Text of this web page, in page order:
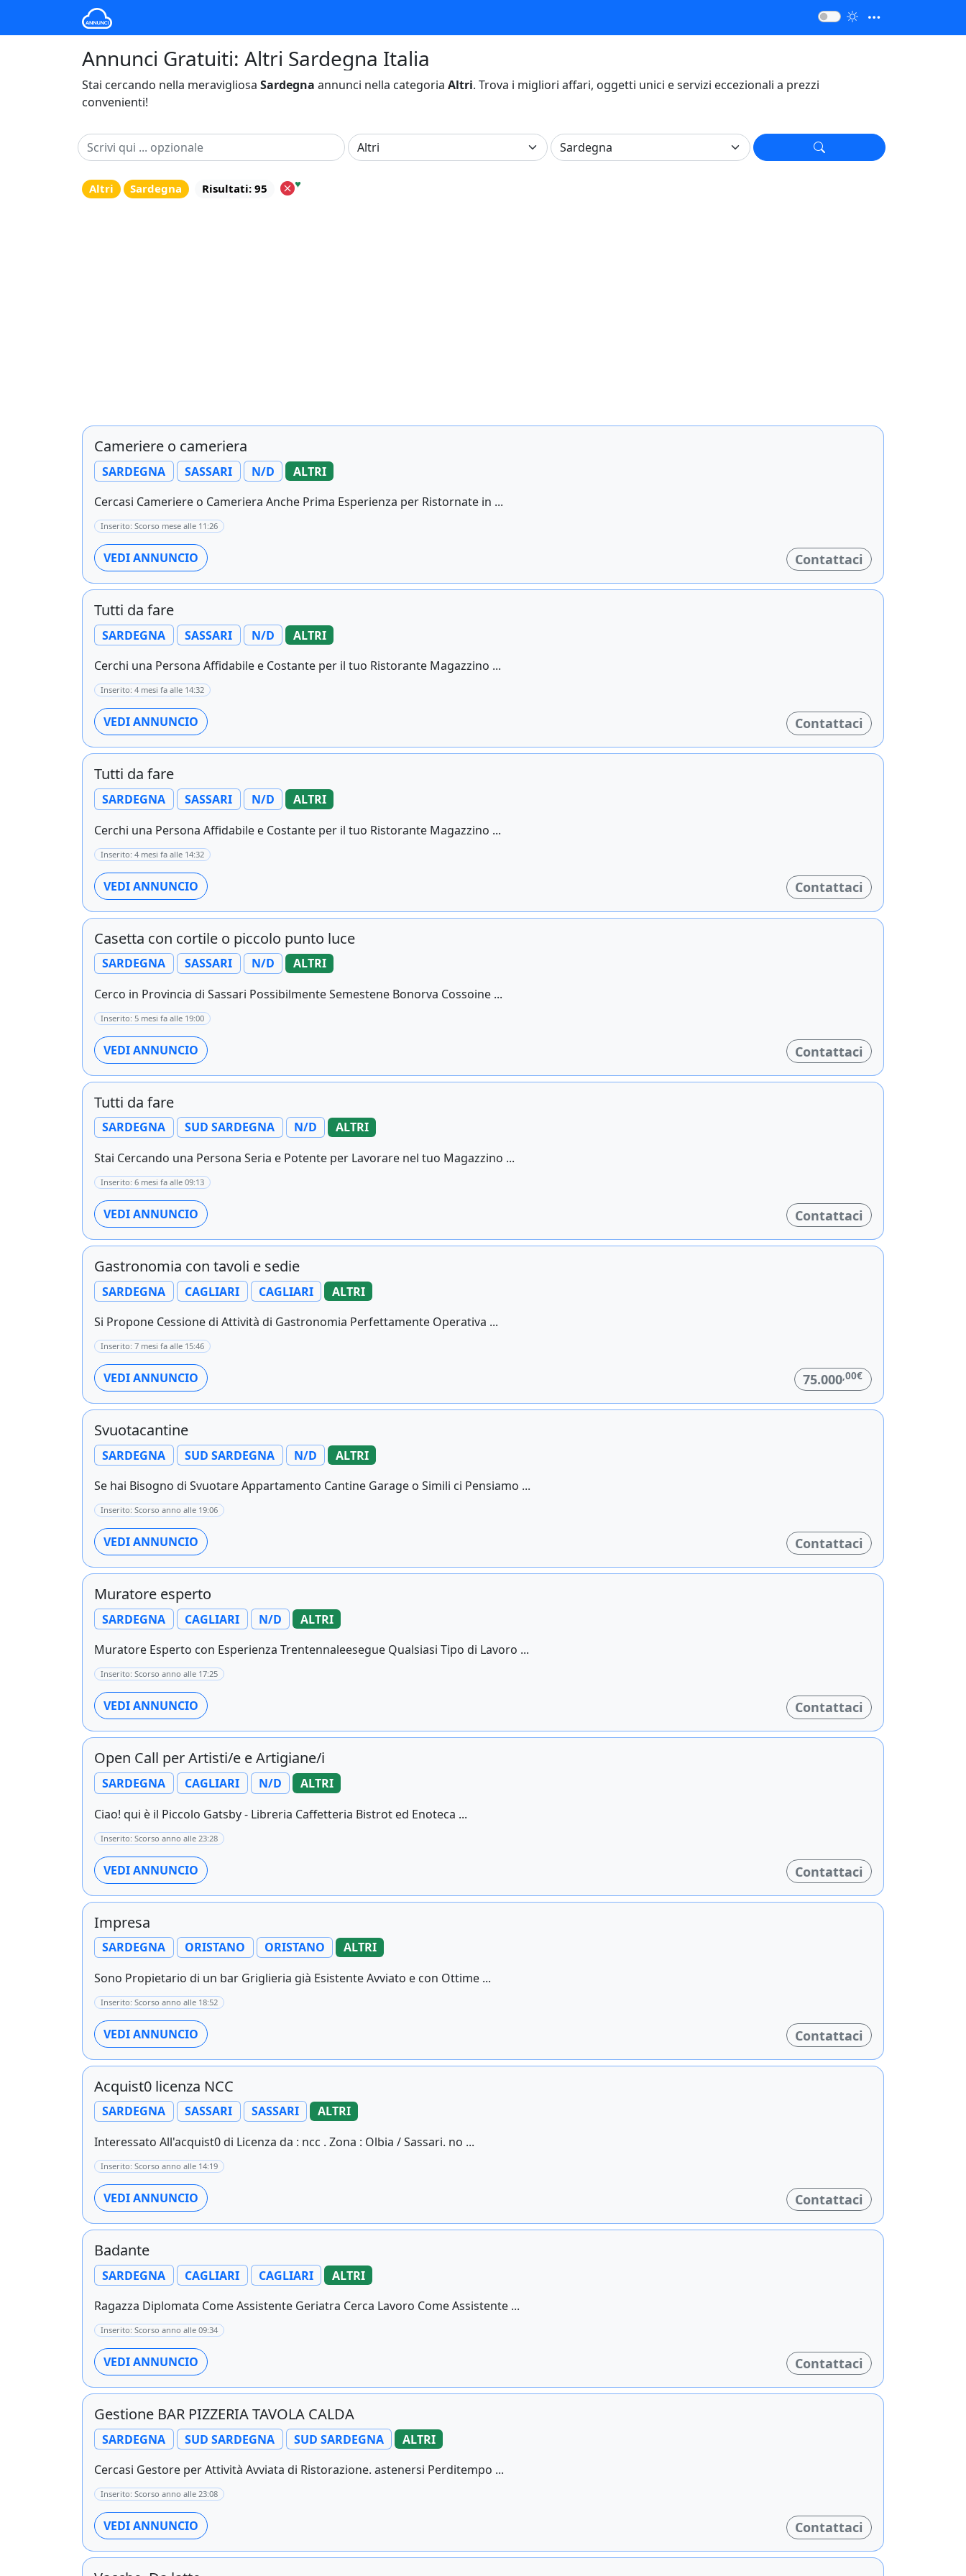
Annunci Gratuiti: Altri Sardegna Italia
Stai cercando nella meravigliosa Sardegna annunci nella categoria Altri. Trova i migliori affari, oggetti unici e servizi eccezionali a prezzi
convenienti!
Altri Sardegna Risultati: 95 ♥
Cameriere o cameriera
SARDEGNA SASSARI N/D
ALTRI
Cercasi Cameriere o Cameriera Anche Prima Esperienza per Ristornate in ...
Inserito: Scorso mese alle 11:26
VEDI ANNUNCIO Contattaci
Tutti da fare
SARDEGNA SASSARI N/D
ALTRI
Cerchi una Persona Affidabile e Costante per il tuo Ristorante Magazzino ...
Inserito: 4 mesi fa alle 14:32
VEDI ANNUNCIO Contattaci
Tutti da fare
SARDEGNA SASSARI N/D
ALTRI
Cerchi una Persona Affidabile e Costante per il tuo Ristorante Magazzino ...
Inserito: 4 mesi fa alle 14:32
VEDI ANNUNCIO Contattaci
Casetta con cortile o piccolo punto luce
SARDEGNA SASSARI N/D
ALTRI
Cerco in Provincia di Sassari Possibilmente Semestene Bonorva Cossoine ...
Inserito: 5 mesi fa alle 19:00
VEDI ANNUNCIO Contattaci
Tutti da fare
SARDEGNA SUD SARDEGNA N/D
ALTRI
Stai Cercando una Persona Seria e Potente per Lavorare nel tuo Magazzino ...
Inserito: 6 mesi fa alle 09:13
VEDI ANNUNCIO Contattaci
Gastronomia con tavoli e sedie
SARDEGNA CAGLIARI CAGLIARI
ALTRI
Si Propone Cessione di Attività di Gastronomia Perfettamente Operativa ...
Inserito: 7 mesi fa alle 15:46
VEDI ANNUNCIO 75.000,00€
Svuotacantine
SARDEGNA SUD SARDEGNA N/D
ALTRI
Se hai Bisogno di Svuotare Appartamento Cantine Garage o Simili ci Pensiamo ...
Inserito: Scorso anno alle 19:06
VEDI ANNUNCIO Contattaci
Muratore esperto
SARDEGNA CAGLIARI N/D
ALTRI
Muratore Esperto con Esperienza Trentennaleesegue Qualsiasi Tipo di Lavoro ...
Inserito: Scorso anno alle 17:25
VEDI ANNUNCIO Contattaci
Open Call per Artisti/e e Artigiane/i
SARDEGNA CAGLIARI N/D
ALTRI
Ciao! qui è il Piccolo Gatsby - Libreria Caffetteria Bistrot ed Enoteca ...
Inserito: Scorso anno alle 23:28
VEDI ANNUNCIO Contattaci
Impresa
SARDEGNA ORISTANO ORISTANO
ALTRI
Sono Propietario di un bar Griglieria già Esistente Avviato e con Ottime ...
Inserito: Scorso anno alle 18:52
VEDI ANNUNCIO Contattaci
Acquist0 licenza NCC
SARDEGNA SASSARI SASSARI
ALTRI
Interessato All'acquist0 di Licenza da : ncc . Zona : Olbia / Sassari. no ...
Inserito: Scorso anno alle 14:19
VEDI ANNUNCIO Contattaci
Badante
SARDEGNA CAGLIARI CAGLIARI
ALTRI
Ragazza Diplomata Come Assistente Geriatra Cerca Lavoro Come Assistente ...
Inserito: Scorso anno alle 09:34
VEDI ANNUNCIO Contattaci
Gestione BAR PIZZERIA TAVOLA CALDA
SARDEGNA SUD SARDEGNA SUD SARDEGNA
ALTRI
Cercasi Gestore per Attività Avviata di Ristorazione. astenersi Perditempo ...
Inserito: Scorso anno alle 23:08
VEDI ANNUNCIO Contattaci